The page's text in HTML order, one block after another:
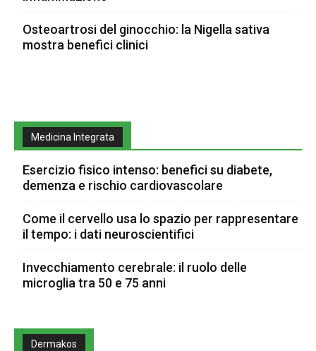
Osteoartrosi del ginocchio: la Nigella sativa
mostra benefici clinici
Medicina Integrata
Esercizio fisico intenso: benefici su diabete,
demenza e rischio cardiovascolare
Come il cervello usa lo spazio per rappresentare
il tempo: i dati neuroscientifici
Invecchiamento cerebrale: il ruolo delle
microglia tra 50 e 75 anni
Dermakos